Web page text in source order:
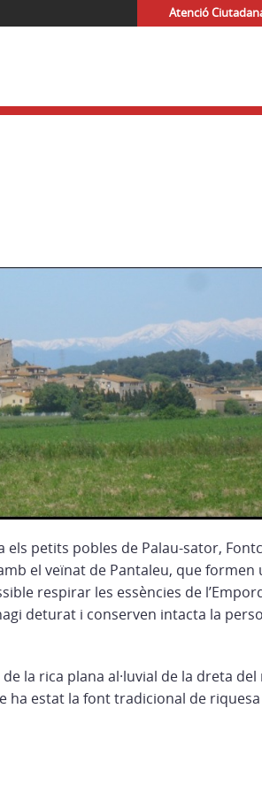
Atenció
petits pobles de Palau-sator,
el veïnat de Pantaleu, que
respirar les essències de
deturat i conserven intacta la
la rica plana al·luvial de la dreta
ha estat la font tradicional de riquesa